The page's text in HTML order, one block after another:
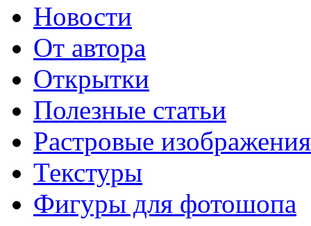
Новости
От автора
Открытки
Полезные статьи
Растровые изображения
Текстуры
Фигуры для фотошопа